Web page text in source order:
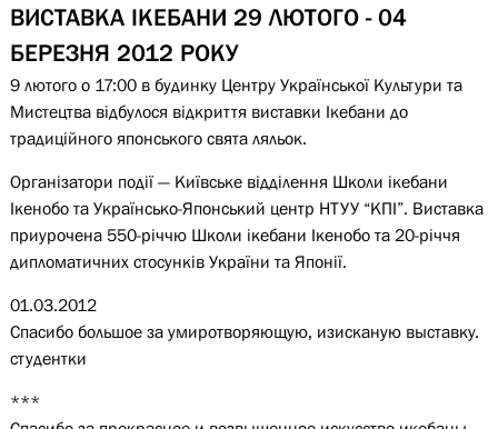
ВИСТАВКА ІКЕБАНИ 29 ЛЮТОГО - 04
БЕРЕЗНЯ 2012 РОКУ
9 лютого о 17:00 в будинку Центру Української Культури та
Мистецтва відбулося відкриття виставки Ікебани до
традиційного японського свята ляльок.
Організатори події — Київське відділення Школи ікебани
Ікенобо та Українсько-Японський центр НТУУ “КПІ”. Виставка
приурочена 550-річчю Школи ікебани Ікенобо та 20-річчя
дипломатичних стосунків України та Японії.
01.03.2012
Спасибо большое за умиротворяющую, изисканую выставку.
студентки
***